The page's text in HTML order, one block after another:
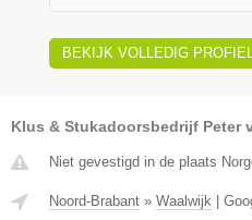
BEKIJK VOLLEDIG PROFIEL
Klus & Stukadoorsbedrijf Peter
Niet gevestigd in de plaats
Noord-Brabant » Waalwijk |